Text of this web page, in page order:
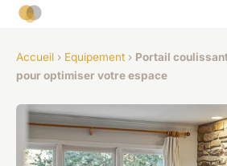
Accueil › Equipement › Portail
pour optimiser votre espace